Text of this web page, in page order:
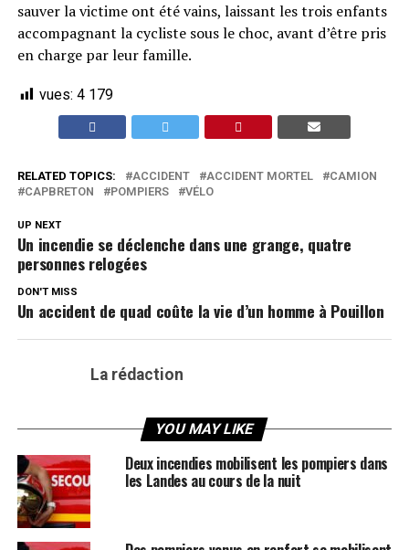
sauver la victime ont été vains, laissant les trois enfants
accompagnant la cycliste sous le choc, avant d’être pris
en charge par leur famille.
vues: 4 179
RELATED TOPICS: ACCIDENT ACCIDENT MORTEL
CAMION
CAPBRETON
POMPIERS VÉLO
UP NEXT
Un incendie se déclenche dans une grange, quatre
personnes relogées
DON'T MISS
Un accident de quad coûte la vie d’un homme à Pouillon
La rédaction
YOU MAY LIKE
Deux incendies mobilisent les pompiers dans
les Landes au cours de la nuit